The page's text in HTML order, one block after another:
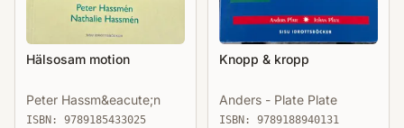
Hälsosam motion
Peter Hassm&eacute;n
ISBN: 9789185433025
Knopp & kropp
Anders - Plate Plate
ISBN: 9789188940131